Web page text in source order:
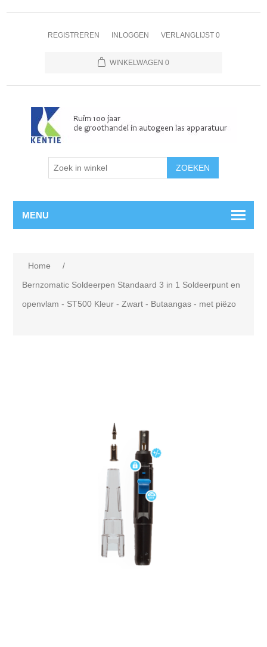
REGISTREREN INLOGGEN VERLANGLIJST 0
WINKELWAGEN 0
MENU
Home
/
Bernzomatic Soldeerpen Standaard 3 in 1 Soldeerpunt en
openvlam - ST500 Kleur - Zwart - Butaangas - met piëzo